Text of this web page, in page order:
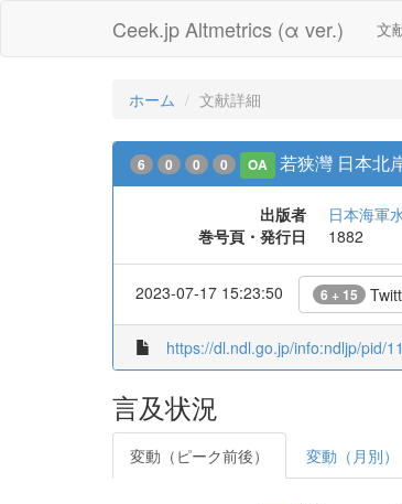
Ceek.jp Altmetrics (α ver.) 文
ホーム 文献詳細
6 0 0 0 OA 若狭灣 日本北
出版者
日本海軍
巻号頁・発行日
1882
2023-07-17 15:23:50 6 + 15
https://dl.ndl.go.jp/info:ndljp/pid/
言及状況
変動（ピーク前後） 変動（月別）